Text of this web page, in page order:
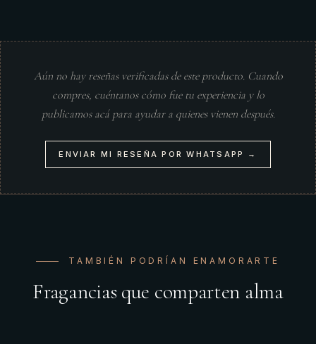
Aún no hay reseñas verificadas de este producto. Cuando
compres, cuéntanos cómo fue tu experiencia y lo
publicamos acá para ayudar a quienes vienen después.
ENVIAR MI RESEÑA POR WHATSAPP →
TAMBIÉN PODRÍAN ENAMORARTE
Fragancias que comparten alma